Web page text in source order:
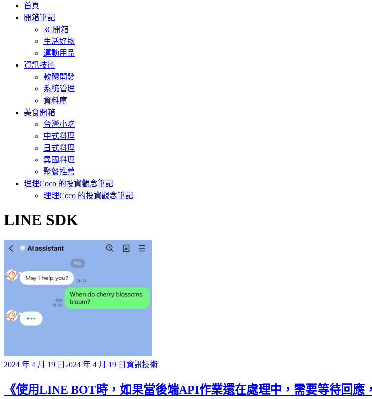
首頁
開箱筆記
3C開箱
生活好物
運動用品
資訊技術
軟體開發
系統管理
資料庫
美食開箱
台灣小吃
中式料理
日式料理
異國料理
聚餐推薦
理理Coco 的投資觀念筆記
理理Coco 的投資觀念筆記
標籤
:
LINE SDK
Posted
on
2024 年 4 月 19 日 2024 年 4 月 19 日 資訊技術
《使用LINE BOT時，如果當後端API作業還在處理中，需要等待回